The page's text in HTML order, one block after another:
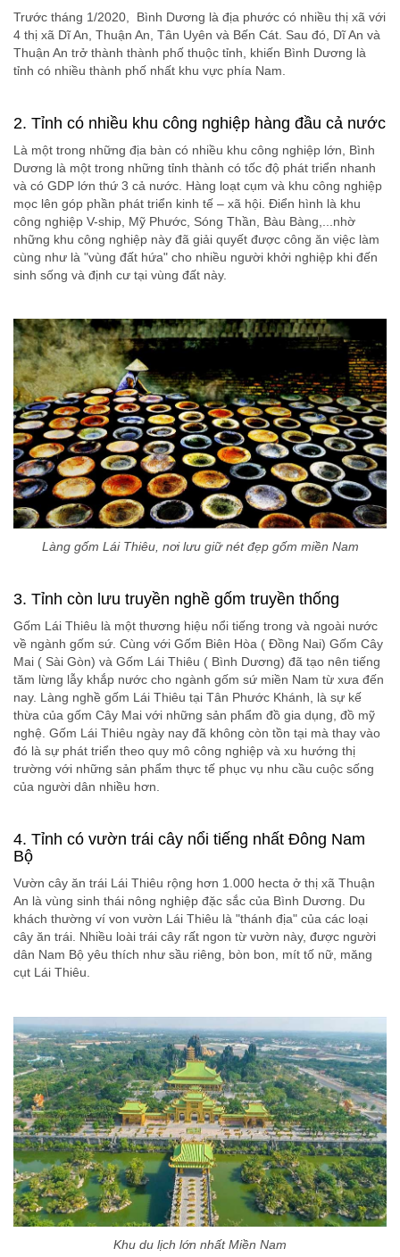
Trước tháng 1/2020, Bình Dương là địa phước có nhiều thị xã với
4 thị xã Dĩ An, Thuận An, Tân Uyên và Bến Cát. Sau đó, Dĩ An và
Thuận An trở thành thành phố thuộc tỉnh, khiến Bình Dương là
tỉnh có nhiều thành phố nhất khu vực phía Nam.
2. Tỉnh có nhiều khu công nghiệp hàng đầu cả nước
Là một trong những địa bàn có nhiều khu công nghiệp lớn, Bình
Dương là một trong những tỉnh thành có tốc độ phát triển nhanh
và có GDP lớn thứ 3 cả nước. Hàng loạt cụm và khu công nghiệp
mọc lên góp phần phát triển kinh tế – xã hội. Điển hình là khu
công nghiệp V-ship, Mỹ Phước, Sóng Thần, Bàu Bàng,...nhờ
những khu công nghiệp này đã giải quyết được công ăn việc làm
cùng như là "vùng đất hứa" cho nhiều người khởi nghiệp khi đến
sinh sống và định cư tại vùng đất này.
Làng gốm Lái Thiêu, nơi lưu giữ nét đẹp gốm miền Nam
3. Tỉnh còn lưu truyền nghề gốm truyền thống
Gốm Lái Thiêu là một thương hiệu nổi tiếng trong và ngoài nước
về ngành gốm sứ. Cùng với Gốm Biên Hòa ( Đồng Nai) Gốm Cây
Mai ( Sài Gòn) và Gốm Lái Thiêu ( Bình Dương) đã tạo nên tiếng
tăm lừng lẫy khắp nước cho ngành gốm sứ miền Nam từ xưa đến
nay. Làng nghề gốm Lái Thiêu tại Tân Phước Khánh, là sự kế
thừa của gốm Cây Mai với những sản phẩm đồ gia dụng, đồ mỹ
nghệ. Gốm Lái Thiêu ngày nay đã không còn tồn tại mà thay vào
đó là sự phát triển theo quy mô công nghiệp và xu hướng thị
trường với những sản phẩm thực tế phục vụ nhu cầu cuộc sống
của người dân nhiều hơn.
4. Tỉnh có vườn trái cây nổi tiếng nhất Đông Nam
Bộ
Vườn cây ăn trái Lái Thiêu rộng hơn 1.000 hecta ở thị xã Thuận
An là vùng sinh thái nông nghiệp đặc sắc của Bình Dương. Du
khách thường ví von vườn Lái Thiêu là "thánh địa" của các loại
cây ăn trái. Nhiều loài trái cây rất ngon từ vườn này, được người
dân Nam Bộ yêu thích như sầu riêng, bòn bon, mít tố nữ, măng
cụt Lái Thiêu.
Khu du lịch lớn nhất Miền Nam